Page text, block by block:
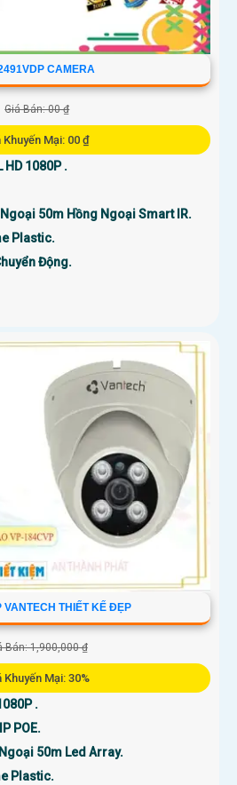
CAMERA
Giá Bán: 00 ₫
Khuyến Mại: 00 ₫
HD 1080P .
50m Hồng Ngoại Smart IR.
Plastic.
Động.
VANTECH THIẾT KẾ ĐẸP
Bán: 1,900,000 ₫
Khuyến Mại: 30%
.
IP POE.
50m Led Array.
Plastic.